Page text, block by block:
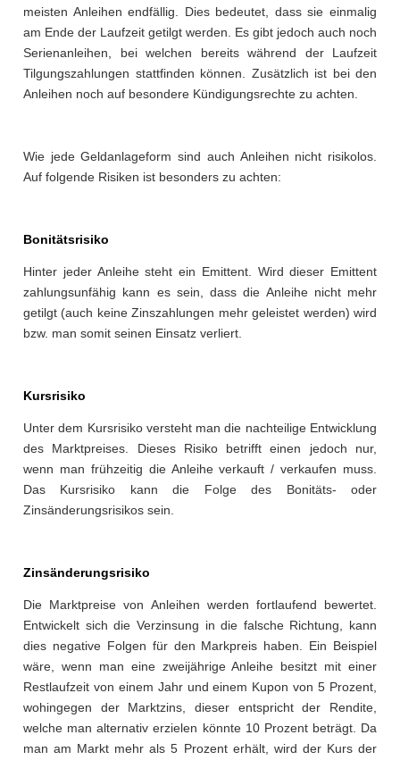
meisten Anleihen endfällig. Dies bedeutet, dass sie einmalig
am Ende der Laufzeit getilgt werden. Es gibt jedoch auch noch
Serienanleihen, bei welchen bereits während der Laufzeit
Tilgungszahlungen stattfinden können. Zusätzlich ist bei den
Anleihen noch auf besondere Kündigungsrechte zu achten.
Wie jede Geldanlageform sind auch Anleihen nicht risikolos.
Auf folgende Risiken ist besonders zu achten:
Bonitätsrisiko
Hinter jeder Anleihe steht ein Emittent. Wird dieser Emittent
zahlungsunfähig kann es sein, dass die Anleihe nicht mehr
getilgt (auch keine Zinszahlungen mehr geleistet werden) wird
bzw. man somit seinen Einsatz verliert.
Kursrisiko
Unter dem Kursrisiko versteht man die nachteilige Entwicklung
des Marktpreises. Dieses Risiko betrifft einen jedoch nur,
wenn man frühzeitig die Anleihe verkauft / verkaufen muss.
Das Kursrisiko kann die Folge des Bonitäts- oder
Zinsänderungsrisikos sein.
Zinsänderungsrisiko
Die Marktpreise von Anleihen werden fortlaufend bewertet.
Entwickelt sich die Verzinsung in die falsche Richtung, kann
dies negative Folgen für den Markpreis haben. Ein Beispiel
wäre, wenn man eine zweijährige Anleihe besitzt mit einer
Restlaufzeit von einem Jahr und einem Kupon von 5 Prozent,
wohingegen der Marktzins, dieser entspricht der Rendite,
welche man alternativ erzielen könnte 10 Prozent beträgt. Da
man am Markt mehr als 5 Prozent erhält, wird der Kurs der